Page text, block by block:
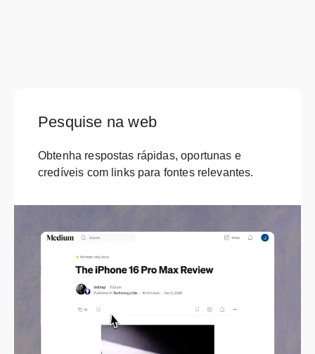
Pesquise na web
Obtenha respostas rápidas, oportunas e
credíveis com links para fontes relevantes.